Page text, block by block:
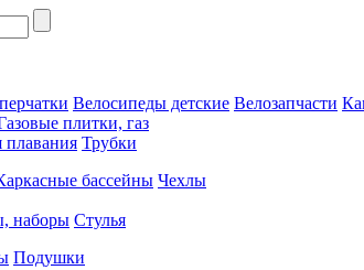
Велосипеды детские Велозапчасти
плитки, газ
Трубки
бассейны Чехлы
наборы Стулья
Подушки